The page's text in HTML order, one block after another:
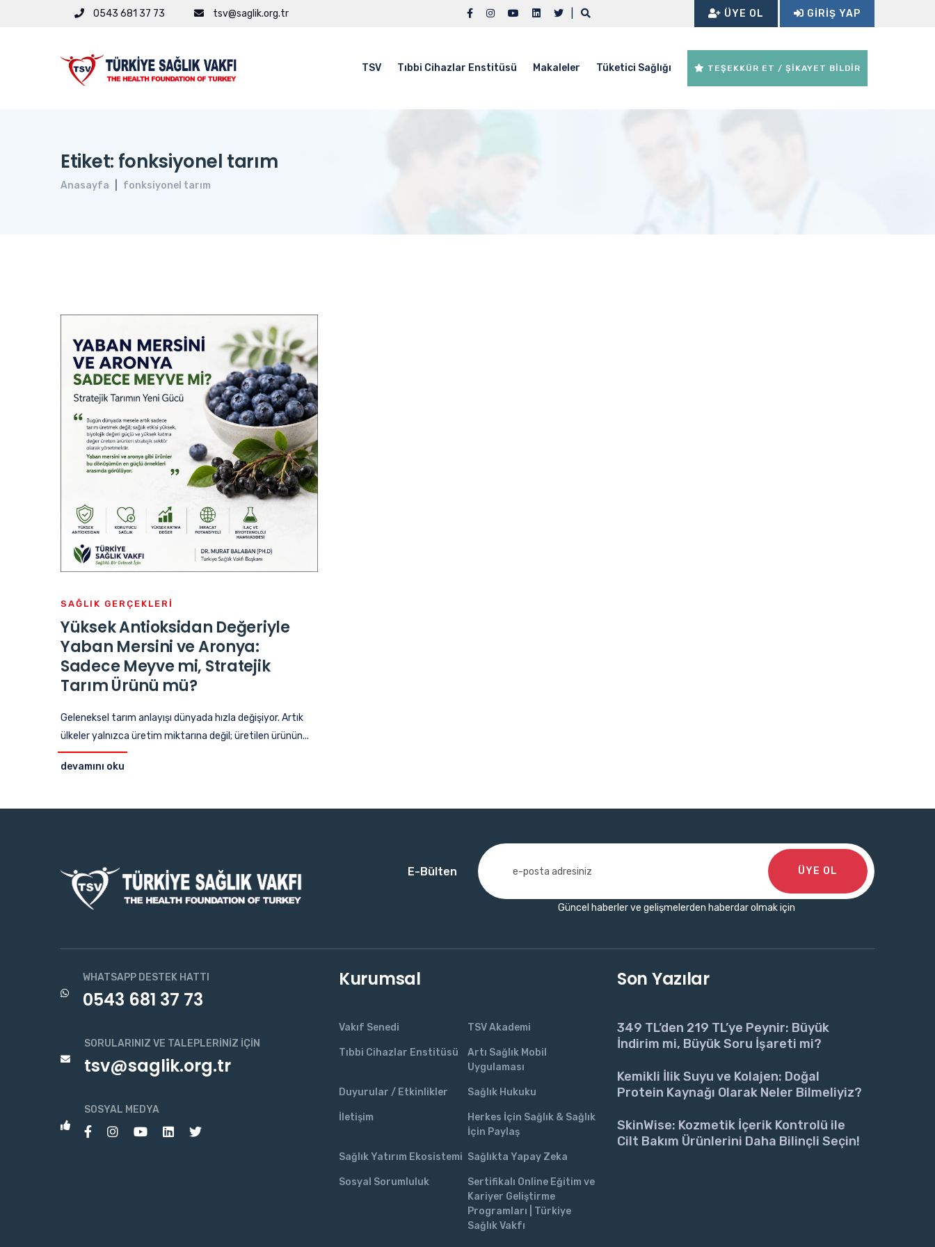
0543 681 37 73 tsv@saglik.org.tr ÜYE OL GIRIŞ YAP
TSV Tıbbi Cihazlar Enstitüsü Makaleler Tüketici Sağlığı TEŞEKKÜR ET / ŞİKAYET BİLDİR
Etiket: fonksiyonel tarım
Anasayfa fonksiyonel tarım
SAĞLIK GERÇEKLERİ
Yüksek Antioksidan Değeriyle
Yaban Mersini ve Aronya:
Sadece Meyve mi, Stratejik
Tarım Ürünü mü?
Geleneksel tarım anlayışı dünyada hızla değişiyor. Artık
ülkeler yalnızca üretim miktarına değil; üretilen ürünün...
devamını oku
E-Bülten
Güncel haberler ve gelişmelerden haberdar olmak için
ÜYE OL
WHATSAPP DESTEK HATTI
0543 681 37 73
SORULARINIZ VE TALEPLERINIZ İÇIN
tsv@saglik.org.tr
SOSYAL MEDYA
Kurumsal
Vakıf Senedi TSV Akademi
Tıbbi Cihazlar Enstitüsü
Artı Sağlık Mobil
Uygulaması
Duyurular / Etkinlikler Sağlık Hukuku
İletişim
Herkes İçin Sağlık & Sağlık
İçin Paylaş
Sağlık Yatırım Ekosistemi Sağlıkta Yapay Zeka
Sosyal Sorumluluk
Sertifikalı Online Eğitim ve
Kariyer Geliştirme
Programları | Türkiye
Sağlık Vakfı
Son Yazılar
349 TL’den 219 TL’ye Peynir: Büyük
İndirim mi, Büyük Soru İşareti mi?
Kemikli İlik Suyu ve Kolajen: Doğal
Protein Kaynağı Olarak Neler Bilmeliyiz?
SkinWise: Kozmetik İçerik Kontrolü ile
Cilt Bakım Ürünlerini Daha Bilinçli Seçin!